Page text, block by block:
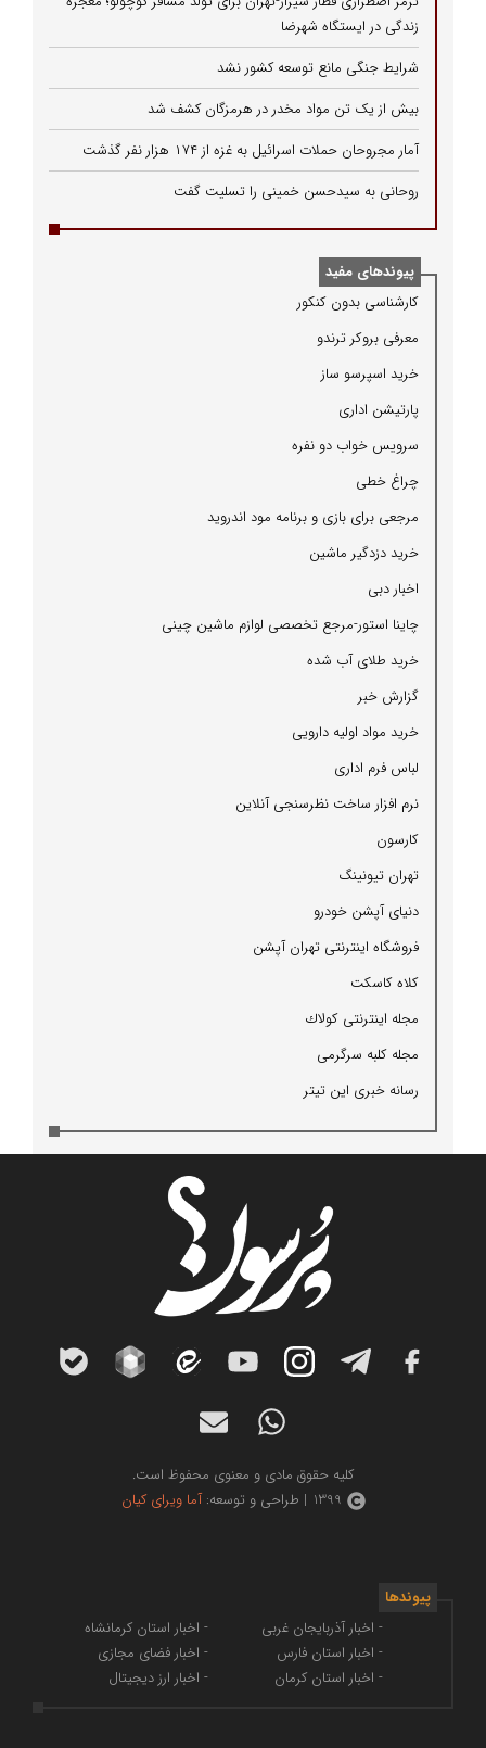
زندگی در ایستگاه شهرضا
شرایط جنگی مانع توسعه کشور نشد
بیش از یک تن مواد مخدر در هرمزگان کشف شد
آمار مجروحان حملات اسرائیل به غزه از ۱۷۴ هزار نفر گذشت
روحانی به سیدحسن خمینی را تسلیت گفت
پیوندهای مفید
كارشناسی بدون كنكور
معرفی بروكر ترندو
خرید اسپرسو ساز
پارتیشن اداری
سرویس خواب دو نفره
چراغ خطی
مرجعی برای بازی و برنامه مود اندروید
خرید دزدگیر ماشین
اخبار دبی
چاینا استور-مرجع تخصصی لوازم ماشین چینی
خرید طلای آب شده
گزارش خبر
خرید مواد اولیه دارویی
لباس فرم اداری
نرم افزار ساخت نظرسنجی آنلاین
كارسون
تهران تیونینگ
دنیای آپشن خودرو
فروشگاه اینترنتی تهران آپشن
كلاه كاسكت
مجله اینترنتی كولاك
مجله كلبه سرگرمی
رسانه خبری این تیتر
کلیه حقوق مادی و معنوی محفوظ است.
1399 | طراحی و توسعه:
آما ویرای کیان
پیوندها
- اخبار آذربایجان غربی
- اخبار استان فارس
- اخبار استان کرمان
- اخبار استان کرمانشاه
- اخبار فضای مجازی
- اخبار ارز دیجیتال